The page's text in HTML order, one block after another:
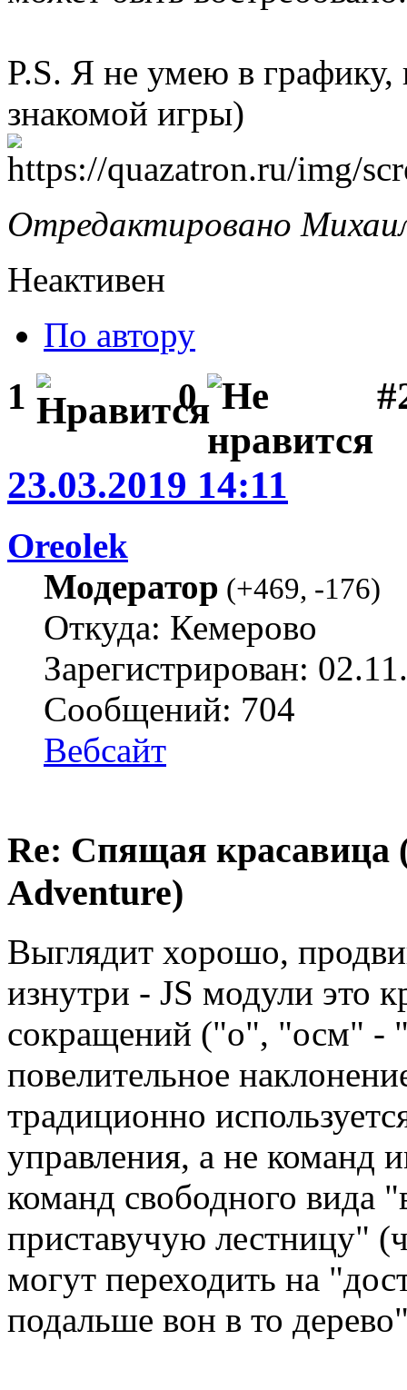
P.S. Я не умею в
знакомой игры)
Отредактировано
Неактивен
По автору
1 0
23.03.2019 14:11
Oreolek
Модератор (+469, -176)
Откуда: Кемерово
Зарегистрирован:
Сообщений: 704
Вебсайт
Re: Спящая красавица
Adventure)
Выглядит хорошо,
изнутри - JS модули это
сокращений ("о", "осм" -
повелительное
традиционно
управления, а не команд
команд свободного вида
приставучую лестницу"
могут переходить на
подальше вон в то